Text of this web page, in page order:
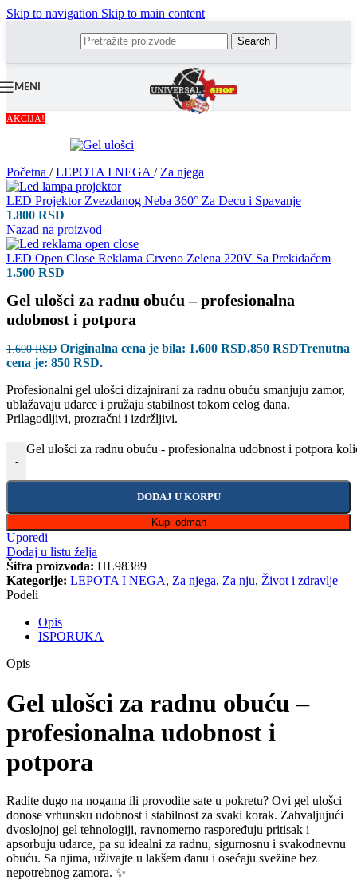
Skip to navigation Skip to main content
Search
MENI
AKCIJA!
Početna / LEPOTA I NEGA / Za njega
LED Projektor Zvezdanog Neba 360° Za Decu i Spavanje
1.800 RSD
Nazad na proizvod
LED Open Close Reklama Crveno Zelena 220V Sa Prekidačem
1.500 RSD
Gel ulošci za radnu obuću – profesionalna
udobnost i potpora
1.600RSD Originalna cena je bila: 1.600 RSD.850 RSDTrenutna
cena je: 850 RSD.
Profesionalni gel ulošci dizajnirani za radnu obuću smanjuju zamor,
ublažavaju udarce i pružaju stabilnost tokom celog dana.
Prilagodljivi, prozračni i izdržljivi.
-
Gel ulošci za radnu obuću - profesionalna udobnost i potpora
DODAJ U KORPU
Kupi odmah
Uporedi
Dodaj u listu želja
Šifra proizvoda: HL98389
Kategorije: LEPOTA I NEGA, Za njega, Za nju, Život i zdravlje
Podeli
Opis
ISPORUKA
Opis
Gel ulošci za radnu obuću –
profesionalna udobnost i
potpora
Radite dugo na nogama ili provodite sate u pokretu? Ovi gel ulošci
donose vrhunsku udobnost i stabilnost za svaki korak. Zahvaljujući
dvoslojnoj gel tehnologiji, ravnomerno raspoređuju pritisak i
apsorbuju udarce, pa su idealni za radnu, sigurnosnu i svakodnevnu
obuću. Sa njima, uživajte u lakšem danu i osećaju svežine bez
nepotrebnog zamora. ✨